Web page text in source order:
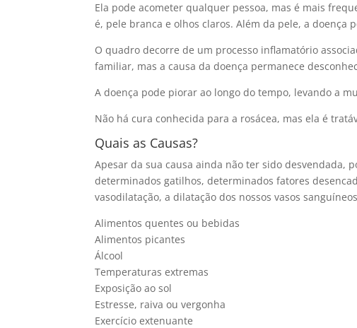
Ela pode acometer qualquer pessoa, mas é mais
é, pele branca e olhos claros. Além da pele, a doença
O quadro decorre de um processo inflamatório
familiar, mas a causa da doença permanece
A doença pode piorar ao longo do tempo, levando a
Não há cura conhecida para a rosácea, mas ela é
Quais as Causas?
Apesar da sua causa ainda não ter sido desvendada,
determinados gatilhos, determinados fatores
vasodilatação, a dilatação dos nossos vasos
Alimentos quentes ou bebidas
Alimentos picantes
Álcool
Temperaturas extremas
Exposição ao sol
Estresse, raiva ou vergonha
Exercício extenuante